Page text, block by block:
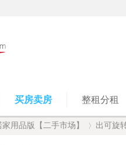
买房卖房 整租分租
家用品版【二手市场】 出可旋